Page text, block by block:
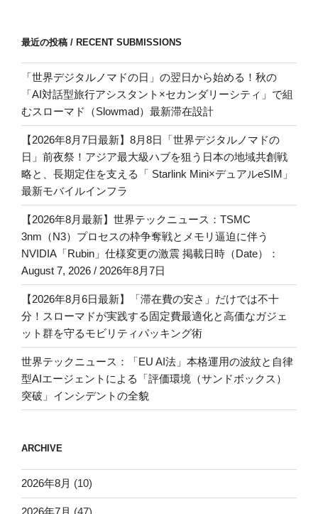
最近の投稿 / RECENT SUBMISSIONS
「世界デジタルノマドの日」の翌日から始める！秋の
「AI対話型旅行アシスタント×セカンダリーシティ」で組
むスローマド（Slowmad）最新滞在設計
【2026年8月7日最新】8月8日「世界デジタルノマドの
日」前夜祭！アジア最大級ハブを狙う日本の地域共創戦
略と、長期定住を支える「 Starlink Mini×デュアルeSIM」
最新モバイルインフラ
【2026年8月最新】世界テックニュース：TSMC
3nm（N3）プロセスの枠争奪戦とメモリ逼迫に伴う
NVIDIA「Rubin」仕様変更の激震 掲載日時（Date）：
August 7, 2026 / 2026年8月7日
【2026年8月6日最新】「滞在費の安さ」だけでは不十
分！スローマドが実践する固定費最適化と高価なガジェ
ット群を守るモビリティパッキング術
世界テックニュース：「EU AI法」本格運用の波紋と自律
型AIエージェントによる「評価環境（サンドボックス）
突破」インシデントの全貌
ARCHIVE
2026年8月 (10)